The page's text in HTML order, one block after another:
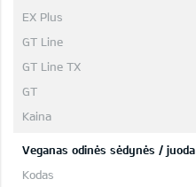
Veganas odinės sėdynės / juoda